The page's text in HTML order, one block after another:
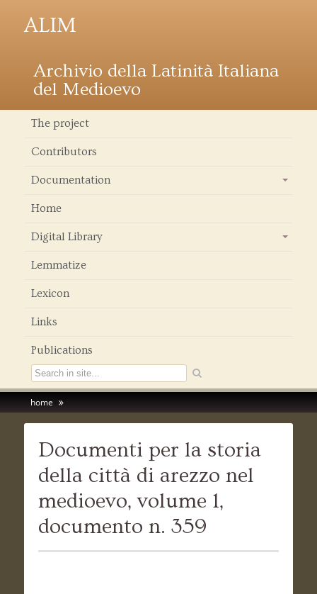
ALIM
Archivio della Latinità Italiana
del Medioevo
The project
Contributors
Documentation
Home
Digital Library
Lemmatize
Lexicon
Links
Publications
home
Documenti per la storia
della città di arezzo nel
medioevo, volume 1,
documento n. 359